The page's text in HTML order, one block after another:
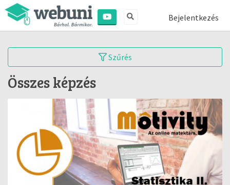
Bejelentkezés
Szűrés
Összes képzés